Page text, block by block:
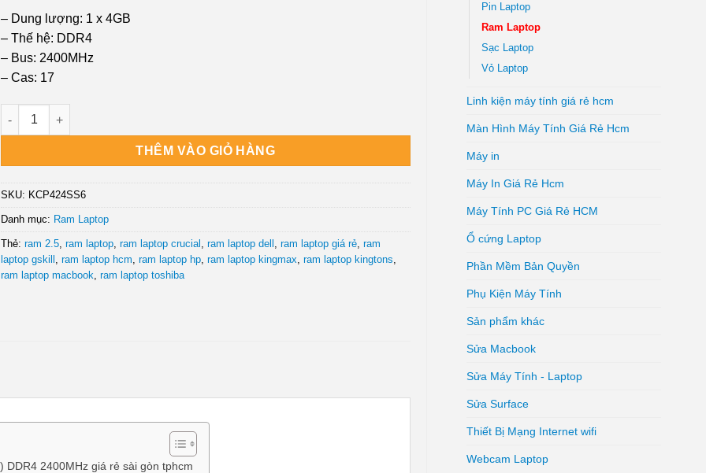
Pin Laptop
Ram Laptop
Sạc Laptop
Vỏ Laptop
Linh kiện máy tính giá rẻ hcm
Màn Hình Máy Tính Giá Rẻ Hcm
Máy in
Máy In Giá Rẻ Hcm
Máy Tính PC Giá Rẻ HCM
Ổ cứng Laptop
Phần Mềm Bản Quyền
Phụ Kiện Máy Tính
Sản phẩm khác
Sửa Macbook
Sửa Máy Tính - Laptop
Sửa Surface
Thiết Bị Mạng Internet wifi
Webcam Laptop
– Dung lượng: 1 x 4GB
– Thế hệ: DDR4
– Bus: 2400MHz
– Cas: 17
Cty Bán RAM laptop Kingston KCP424SS6/4FR (1x4GB) DDR4 2400MHz Tphcm số lượng
THÊM VÀO GIỎ HÀNG
SKU: KCP424SS6
Danh mục: Ram Laptop
Thẻ:ram 2.5 ,ram laptop ,ram laptop crucial ,ram laptop dell ,ram laptop giá rẻ ,ram
laptop gskill
,ram laptop hcm ,ram laptop hp ,ram laptop kingmax ,ram laptop kingtons
ram laptop macbook ,ram laptop toshiba
DDR4 2400MHz giá rẻ sài gòn tphcm